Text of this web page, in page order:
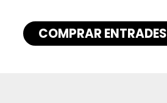
COMPRAR ENTRADES